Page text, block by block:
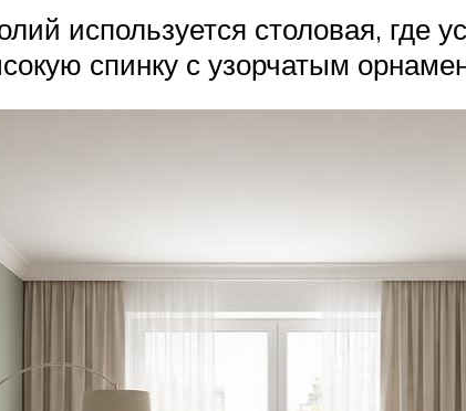
используется столовая, где
спинку с узорчатым